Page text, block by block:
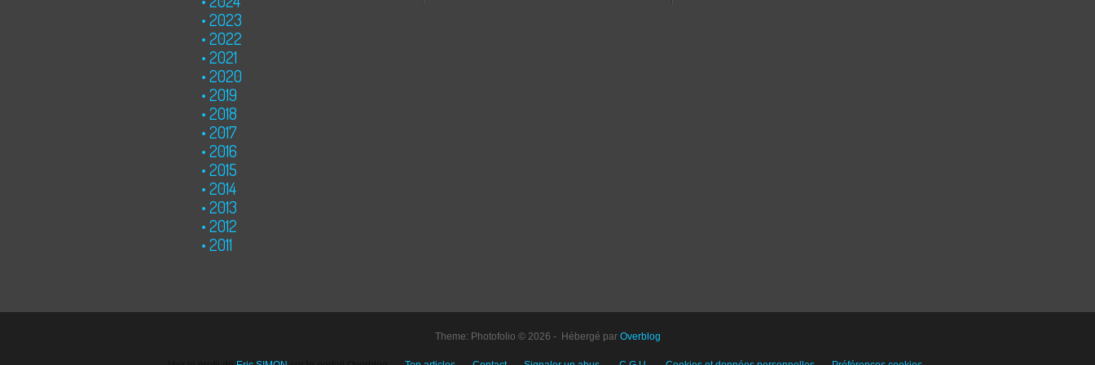
2023
2022
2021
2020
2019
2018
2017
2016
2015
2014
2013
2012
2011
Theme: Photofolio © 2026 - Hébergé par Overblog